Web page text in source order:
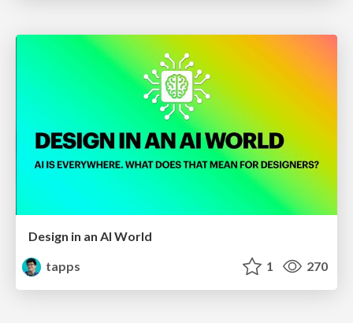
Design in an AI World
tapps
1 270